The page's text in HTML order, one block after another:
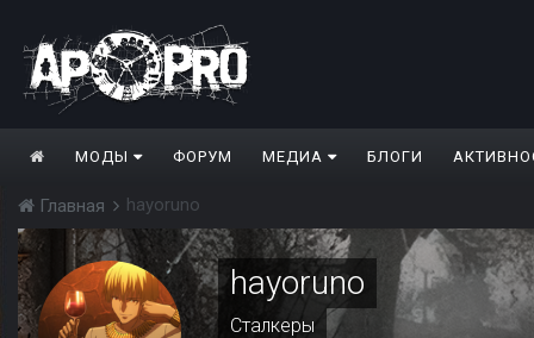
МОДЫ ФОРУМ МЕДИА БЛОГИ
Главная hayoruno
hayoruno
Сталкеры